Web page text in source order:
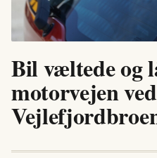
Bil væltede og
motorvejen ved